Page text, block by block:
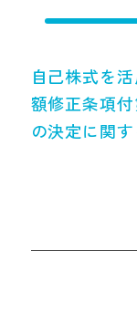
自己株式を
額修正条項
の決定に関